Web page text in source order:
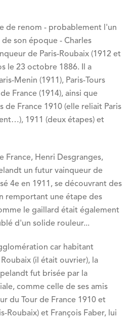
de renom - probablement l'un
son époque - Charles
de Paris-Roubaix (1912 et
le 23 octobre 1886. Il a
Menin (1911), Paris-Tours
France (1914), ainsi que
de France 1910 (elle reliait Paris
1911 (deux étapes) et
France, Henri Desgranges,
un futur vainqueur de
4e en 1911, se découvrant des
remportant une étape des
le gaillard était également
d'un solide rouleur...
car habitant
(il était ouvrier), la
fut brisée par la
comme celle de ses amis
du Tour de France 1910 et
Roubaix) et François Faber, lui